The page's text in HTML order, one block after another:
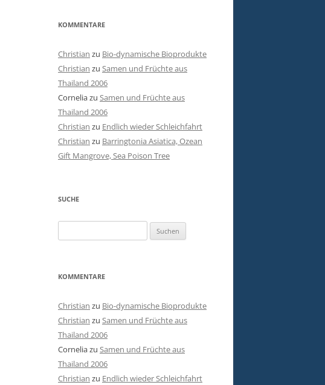
KOMMENTARE
Christian zu Bio-dynamische Bioprodukte
Christian zu Samen und Früchte aus
Thailand 2006
Corneliazu Samen und Früchte aus
Thailand 2006
Christian zu Endlich wieder Schleichfahrt
Christian zu Barringtonia Asiatica, Ozean
Gift Mangrove, Sea Poison Tree
SUCHE
nach:
KOMMENTARE
Christian zu Bio-dynamische Bioprodukte
Christian zu Samen und Früchte aus
Thailand 2006
Corneliazu Samen und Früchte aus
Thailand 2006
Christian zu Endlich wieder Schleichfahrt